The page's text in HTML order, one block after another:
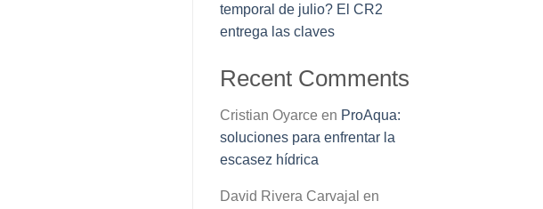
temporal de julio? El CR2
entrega las claves
Recent Comments
Cristian Oyarce en ProAqua:
soluciones para enfrentar la
escasez hídrica
David Rivera Carvajal en